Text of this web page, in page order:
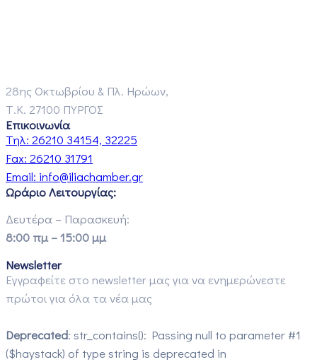
28ης Οκτωβρίου & Πλ. Ηρώων,
Τ.Κ. 27100 ΠΥΡΓΟΣ
Επικοινωνία
Τηλ: 26210 34154, 32225
Fax: 26210 31791
Email: info@iliachamber.gr
Ωράριο Λειτουργίας:
Δευτέρα – Παρασκευή:
8:00 πμ – 15:00 μμ
Newsletter
Εγγραφείτε στο newsletter μας για να ενημερώνεστε
πρώτοι για όλα τα νέα μας
Deprecated: str_contains(): Passing null to parameter #1
($haystack) of type string is deprecated in